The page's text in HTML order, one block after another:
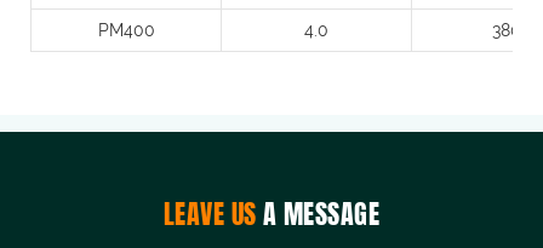
PM400 4.0 380
LEAVE USA MESSAGE